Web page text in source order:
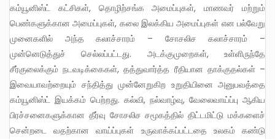
கம்யூனிஸ்ட் கட்சிகள், தொழிற்சங்க அமைப்புகள், மாணவர் மற்றும்
பெண்களுக்கான அமைப்புகள், கலை இலக்கிய அமைப்புகள் என பல்வேறு
முனைகளில் அந்த கலாச்சாரம் – சோசலிச கலாச்சாரம் –
முன்னெடுத்துச் செல்லப்பட்டது. அடக்குமுறைகள், உள்ளிருந்தே
சீர்குலைக்கும் நடவடிக்கைகள், தத்துவார்த்த ரீதியான தாக்குதல்கள் –
இவையாவற்றையும் சந்தித்து முன்னேறுகிற உறுதியினை அனுபவத்தை
கம்யூனிஸ்ட் இயக்கம் பெற்றது. கல்வி, நல்வாழ்வு, வேலைவாய்ப்பு ஆகிய
பிரச்சனைகளுக்கான தீர்வு சோசலிச சமூகத்தில் திட்டமிட்டு மக்களைச்
சென்றடை வதற்கான வாய்ப்புகள் உருவாக்கப்பட்டதை உலகம் கண்டு